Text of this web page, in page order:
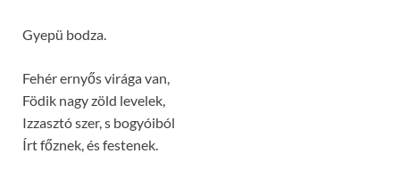
Gyepü bodza.
Fehér ernyős virága van,
Födik nagy zöld levelek,
Izzasztó szer, s bogyóiból
Írt főznek, és festenek.